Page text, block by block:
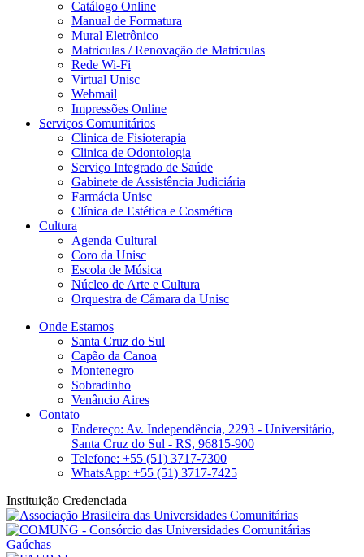
Catálogo Online
Manual de Formatura
Mural Eletrônico
Matriculas / Renovação de Matriculas
Rede Wi-Fi
Virtual Unisc
Webmail
Impressões Online
Serviços Comunitários
Clinica de Fisioterapia
Clinica de Odontologia
Serviço Integrado de Saúde
Gabinete de Assistência Judiciária
Farmácia Unisc
Clínica de Estética e Cosmética
Cultura
Agenda Cultural
Coro da Unisc
Escola de Música
Núcleo de Arte e Cultura
Orquestra de Câmara da Unisc
Onde Estamos
Santa Cruz do Sul
Capão da Canoa
Montenegro
Sobradinho
Venâncio Aires
Contato
Endereço: Av. Independência, 2293 - Universitário,
Santa Cruz do Sul - RS, 96815-900
Telefone: +55 (51) 3717-7300
WhatsApp: +55 (51) 3717-7425
Instituição Credenciada